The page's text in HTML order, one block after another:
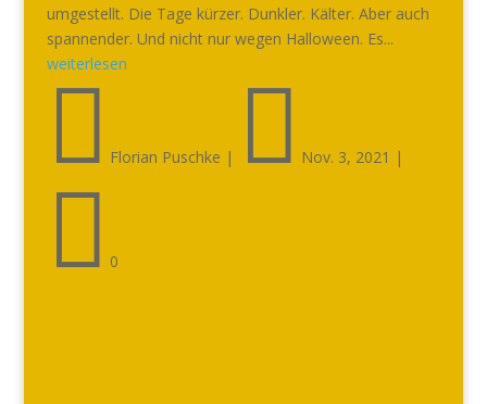
umgestellt. Die Tage kürzer. Dunkler. Kälter. Aber auch
spannender. Und nicht nur wegen Halloween. Es...
weiterlesen
 Florian Puschke |  Nov. 3, 2021 |
 0